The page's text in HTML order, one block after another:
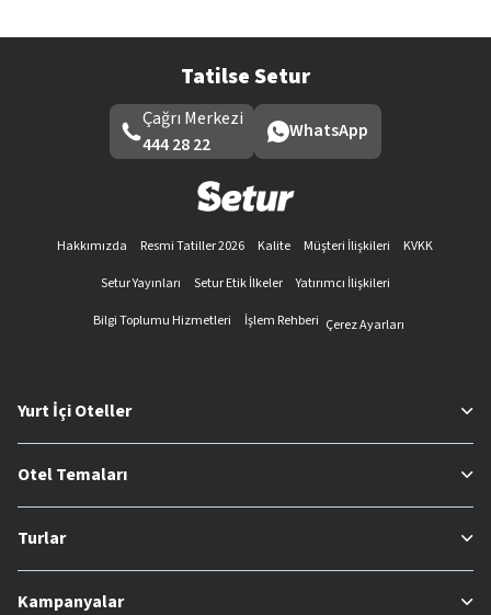
Tatilse Setur
Çağrı Merkezi
444 28 22
WhatsApp
Hakkımızda Resmi Tatiller 2026 Kalite Müşteri İlişkileri
KVKK
Setur Yayınları
Setur Etik İlkeler
Yatırımcı İlişkileri
Bilgi Toplumu Hizmetleri
İşlem Rehberi Çerez Ayarları
Yurt İçi Oteller
Otel Temaları
Turlar
Kampanyalar